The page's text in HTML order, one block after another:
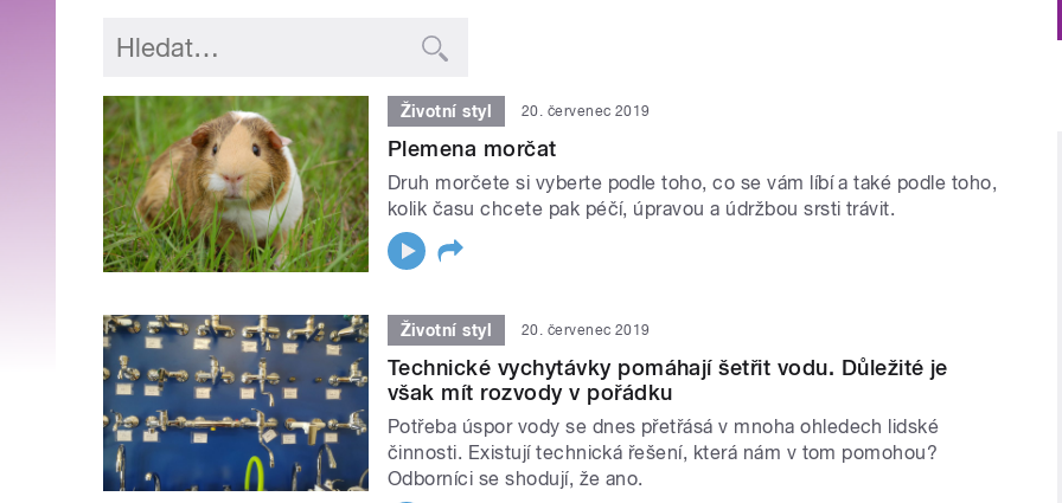
Životní styl 20. červenec 2019
Plemena morčat
Druh morčete si vyberte podle toho, co se vám líbí a také podle toho,
kolik času chcete pak péčí, úpravou a údržbou srsti trávit.
Životní styl 20. červenec 2019
Technické vychytávky pomáhají šetřit vodu. Důležité je
však mít rozvody v pořádku
Potřeba úspor vody se dnes přetřásá v mnoha ohledech lidské
činnosti. Existují technická řešení, která nám v tom pomohou?
Odborníci se shodují, že ano.